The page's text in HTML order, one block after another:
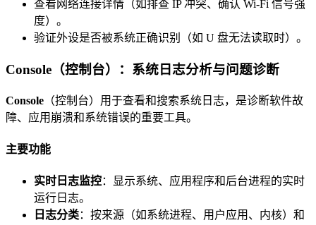
查看网络连接详情（如排查 IP 冲突、确认 Wi-Fi 信号强
度）。
验证外设是否被系统正确识别（如 U 盘无法读取时）。
Console（控制台）：系统日志分析与问题诊断
Console （控制台）用于查看和搜索系统日志，是诊断软件故
障、应用崩溃和系统错误的重要工具。
主要功能
实时日志监控：显示系统、应用程序和后台进程的实时
运行日志。
日志分类：按来源（如系统进程、用户应用、内核）和